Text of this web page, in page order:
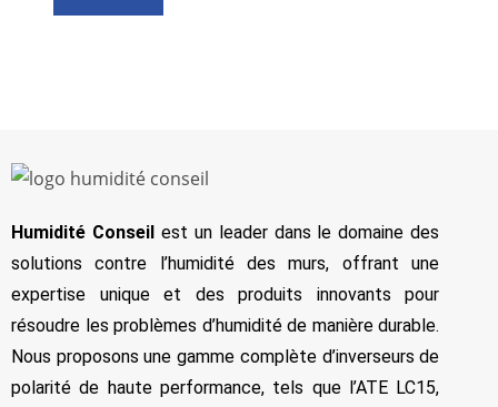
Humidité Conseil est un leader dans le domaine des
solutions contre l’humidité des murs, offrant une
expertise unique et des produits innovants pour
résoudre les problèmes d’humidité de manière durable.
Nous proposons une gamme complète d’inverseurs de
polarité de haute performance, tels que l’ATE LC15,